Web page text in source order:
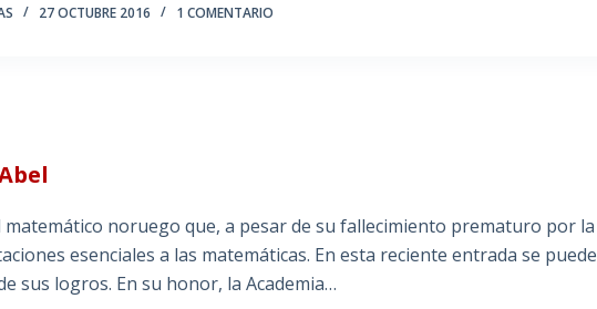
27 OCTUBRE 2016 1 COMENTARIO
noruego que, a pesar de su fallecimiento prematuro por la
esenciales a las matemáticas. En esta reciente entrada se puede
sus logros. En su honor, la Academia…